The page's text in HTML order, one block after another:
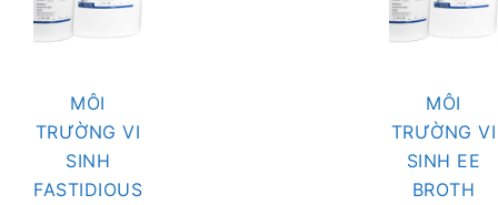
MÔI
TRƯỜNG VI
SINH
FASTIDIOUS
MÔI
TRƯỜNG VI
SINH EE
BROTH